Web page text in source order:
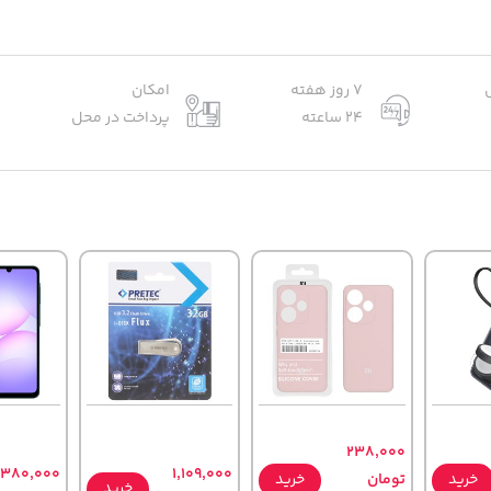
7 روز هفته
24 ساعته
امکان
پرداخت در محل
خرید
238,000
تومان
خرید
1,109,000